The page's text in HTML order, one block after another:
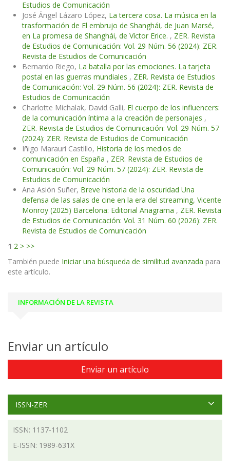
Estudios de Comunicación
José Ángel Lázaro López, La tercera cosa. La música en la
trasformación de El embrujo de Shanghái, de Juan Marsé,
en La promesa de Shanghái, de Víctor Erice. , ZER. Revista
de Estudios de Comunicación: Vol. 29 Núm. 56 (2024): ZER.
Revista de Estudios de Comunicación
Bernardo Riego, La batalla por las emociones. La tarjeta
postal en las guerras mundiales , ZER. Revista de Estudios
de Comunicación: Vol. 29 Núm. 56 (2024): ZER. Revista de
Estudios de Comunicación
Charlotte Michalak, David Galli, El cuerpo de los influencers:
de la comunicación íntima a la creación de personajes ,
ZER. Revista de Estudios de Comunicación: Vol. 29 Núm. 57
(2024): ZER. Revista de Estudios de Comunicación
Iñigo Marauri Castillo, Historia de los medios de
comunicación en España , ZER. Revista de Estudios de
Comunicación: Vol. 29 Núm. 57 (2024): ZER. Revista de
Estudios de Comunicación
Ana Asión Suñer, Breve historia de la oscuridad Una
defensa de las salas de cine en la era del streaming, Vicente
Monroy (2025) Barcelona: Editorial Anagrama , ZER. Revista
de Estudios de Comunicación: Vol. 31 Núm. 60 (2026): ZER.
Revista de Estudios de Comunicación
1 2 > >>
También puede Iniciar una búsqueda de similitud avanzada para
este artículo.
INFORMACIÓN DE LA REVISTA
Enviar un artículo
Enviar un artículo
ISSN-ZER
ISSN: 1137-1102
E-ISSN: 1989-631X